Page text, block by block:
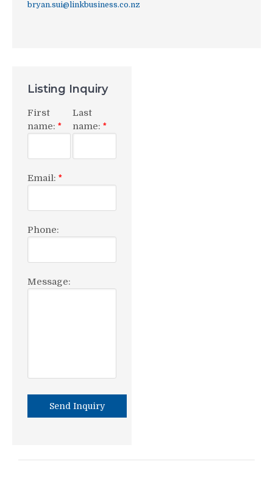
bryan.sui@linkbusiness.co.nz
Listing Inquiry
First
name: *
Last
name:*
Email: *
Phone:
Message: